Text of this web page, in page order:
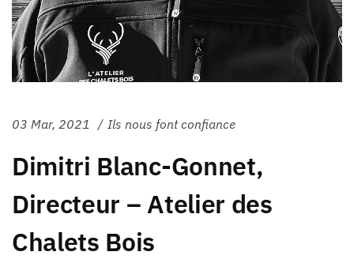
03 Mar, 2021 Ils nous font confiance
Dimitri Blanc-Gonnet,
Directeur – Atelier des
Chalets Bois